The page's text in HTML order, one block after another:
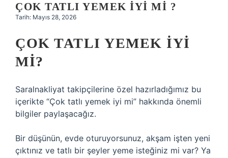
Hakkımızda
ÇOK TATLI YEMEK IYI MI ?
Tarih: Mayıs 28, 2026
ÇOK TATLI YEMEK İYI
MI?
Saralnakliyat takipçilerine özel hazırladığımız bu
içerikte “Çok tatlı yemek iyi mi” hakkında önemli
bilgiler paylaşacağız.
Bir düşünün, evde oturuyorsunuz, akşam işten yeni
çıktınız ve tatlı bir şeyler yeme isteğiniz mi var? Ya